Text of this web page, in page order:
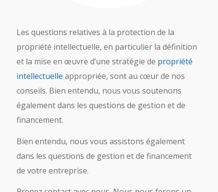
Les questions relatives à la protection de la
propriété intellectuelle, en particulier la définition
et la mise en œuvre d’une stratégie de propriété
intellectuelle appropriée, sont au cœur de nos
conseils. Bien entendu, nous vous soutenons
également dans les questions de gestion et de
financement.
Bien entendu, nous vous assistons également
dans les questions de gestion et de financement
de votre entreprise.